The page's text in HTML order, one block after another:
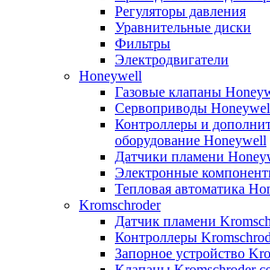
Регуляторы давления
Уравнительные диски
Фильтры
Электродвигатели
Honeywell
Газовые клапаны
Сервоприводы
Контроллеры и
оборудование Honeywell
Датчики пламени
Электронные
Тепловая автоматика
Kromschroder
Датчик пламени
Контроллеры
Запорное устройство